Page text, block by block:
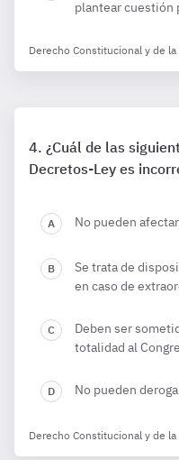
plantear cuestión
Derecho Constitucional y de
¿Cuál de las
Decretos-Ley es
No pueden
Se trata de
en caso de
Deben ser
totalidad al
No pueden
Derecho Constitucional y de